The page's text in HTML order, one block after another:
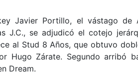
Javier Portillo, el vástago de
J.C., se adjudicó el cotejo
al Stud 8 Años, que obtuvo
Hugo Zárate. Segundo arribó
Dream.